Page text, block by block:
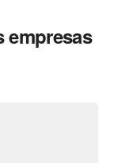
empresas